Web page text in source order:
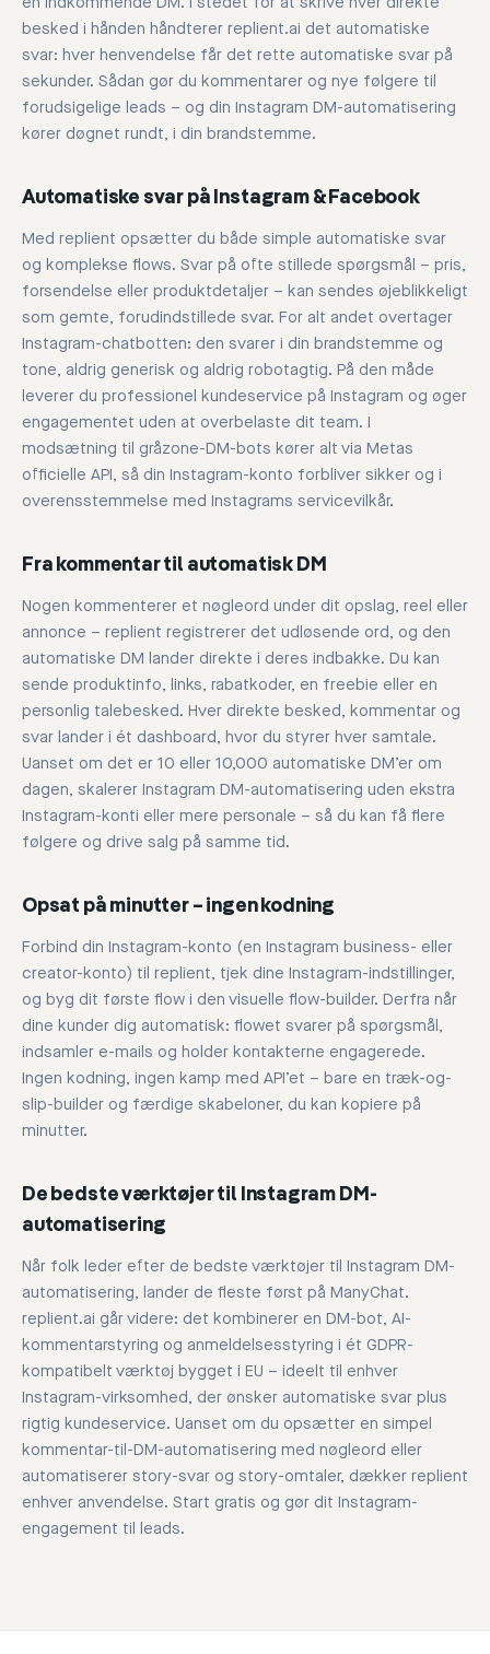
besked i hånden håndterer replient.ai det automatiske
svar: hver henvendelse får det rette automatiske svar på
sekunder. Sådan gør du kommentarer og nye følgere til
forudsigelige leads – og din Instagram DM-automatisering
kører døgnet rundt, i din brandstemme.
Automatiske svar på Instagram & Facebook
Med replient opsætter du både simple automatiske svar
og komplekse flows. Svar på ofte stillede spørgsmål – pris,
forsendelse eller produktdetaljer – kan sendes øjeblikkeligt
som gemte, forudindstillede svar. For alt andet overtager
Instagram-chatbotten: den svarer i din brandstemme og
tone, aldrig generisk og aldrig robotagtig. På den måde
leverer du professionel kundeservice på Instagram og øger
engagementet uden at overbelaste dit team. I
modsætning til gråzone-DM-bots kører alt via Metas
officielle API, så din Instagram-konto forbliver sikker og i
overensstemmelse med Instagrams servicevilkår.
Fra kommentar til automatisk DM
Nogen kommenterer et nøgleord under dit opslag, reel eller
annonce – replient registrerer det udløsende ord, og den
automatiske DM lander direkte i deres indbakke. Du kan
sende produktinfo, links, rabatkoder, en freebie eller en
personlig talebesked. Hver direkte besked, kommentar og
svar lander i ét dashboard, hvor du styrer hver samtale.
Uanset om det er 10 eller 10,000 automatiske DM’er om
dagen, skalerer Instagram DM-automatisering uden ekstra
Instagram-konti eller mere personale – så du kan få flere
følgere og drive salg på samme tid.
Opsat på minutter – ingen kodning
Forbind din Instagram-konto (en Instagram business- eller
creator-konto) til replient, tjek dine Instagram-indstillinger,
og byg dit første flow i den visuelle flow-builder. Derfra når
dine kunder dig automatisk: flowet svarer på spørgsmål,
indsamler e-mails og holder kontakterne engagerede.
Ingen kodning, ingen kamp med API’et – bare en træk-og-
slip-builder og færdige skabeloner, du kan kopiere på
minutter.
De bedste værktøjer til Instagram DM-
automatisering
Når folk leder efter de bedste værktøjer til Instagram DM-
automatisering, lander de fleste først på ManyChat.
replient.ai går videre: det kombinerer en DM-bot, AI-
kommentarstyring og anmeldelsesstyring i ét GDPR-
kompatibelt værktøj bygget i EU – ideelt til enhver
Instagram-virksomhed, der ønsker automatiske svar plus
rigtig kundeservice. Uanset om du opsætter en simpel
kommentar-til-DM-automatisering med nøgleord eller
automatiserer story-svar og story-omtaler, dækker replient
enhver anvendelse. Start gratis og gør dit Instagram-
engagement til leads.